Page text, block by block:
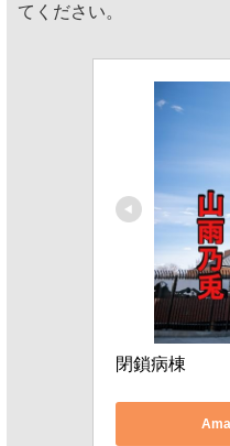
てください。
閉鎖病棟